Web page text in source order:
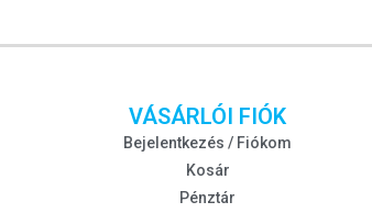
VÁSÁRLÓI FIÓK
Bejelentkezés / Fiókom
Kosár
Pénztár